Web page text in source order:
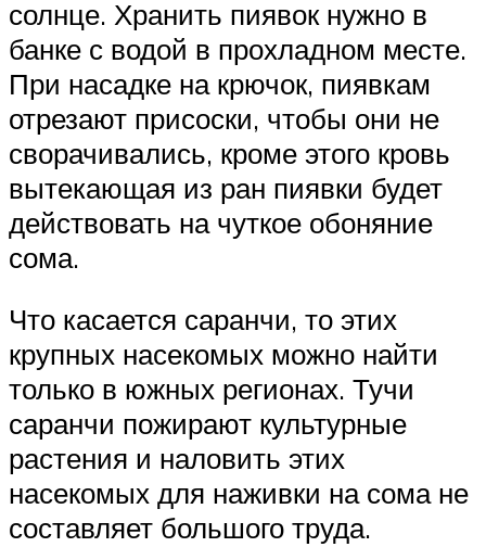
солнце. Хранить пиявок нужно в
банке с водой в прохладном месте.
При насадке на крючок, пиявкам
отрезают присоски, чтобы они не
сворачивались, кроме этого кровь
вытекающая из ран пиявки будет
действовать на чуткое обоняние
сома.
Что касается саранчи, то этих
крупных насекомых можно найти
только в южных регионах. Тучи
саранчи пожирают культурные
растения и наловить этих
насекомых для наживки на сома не
составляет большого труда.